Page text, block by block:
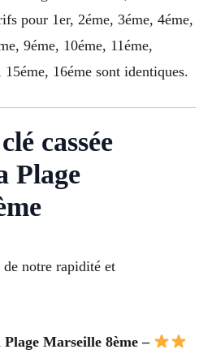
pour 1er, 2éme, 3éme, 4éme,
9éme, 10éme, 11éme,
15éme, 16éme sont identiques.
cassée
Plage
notre rapidité et
Marseille 8ème –